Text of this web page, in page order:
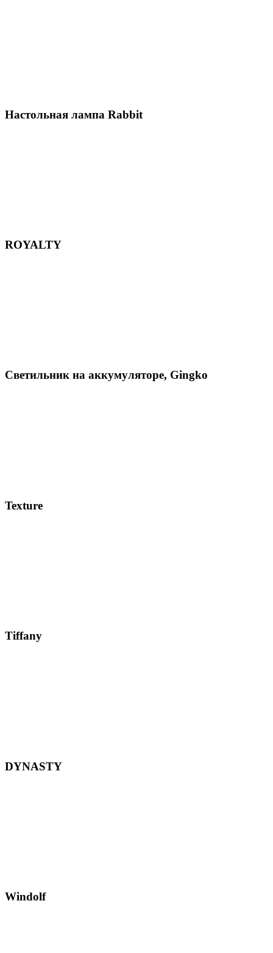
Настольная лампа Rabbit
ROYALTY
Светильник на аккумуляторе, Gingko
Texture
Tiffany
DYNASTY
Windolf